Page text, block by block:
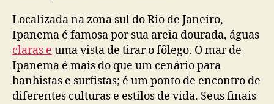
Localizada na zona sul do Rio de Janeiro,
Ipanema é famosa por sua areia dourada, águas
claras e uma vista de tirar o fôlego. O mar de
Ipanema é mais do que um cenário para
banhistas e surfistas; é um ponto de encontro de
diferentes culturas e estilos de vida. Seus finais